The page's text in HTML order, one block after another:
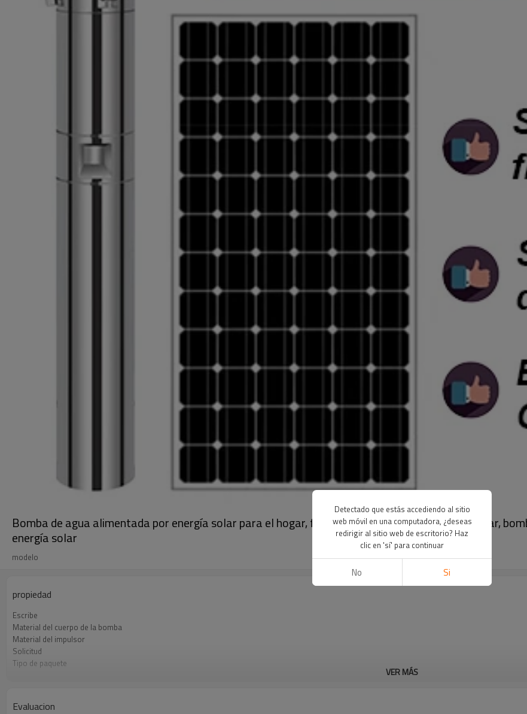
Bomba de agua alimentada por energía solar para el hogar, fabricante de bomba sumergible solar,
energía solar
modelo
propiedad
Escribe
Material del cuerpo de la bomba
Material del impulsor
Solicitud
Tipo de paquete
VER MÁS
Evaluacion
Detectado que estás accediendo al sitio
web móvil en una computadora, ¿deseas
redirigir al sitio web de escritorio? Haz
clic en 'sí' para continuar
No Si